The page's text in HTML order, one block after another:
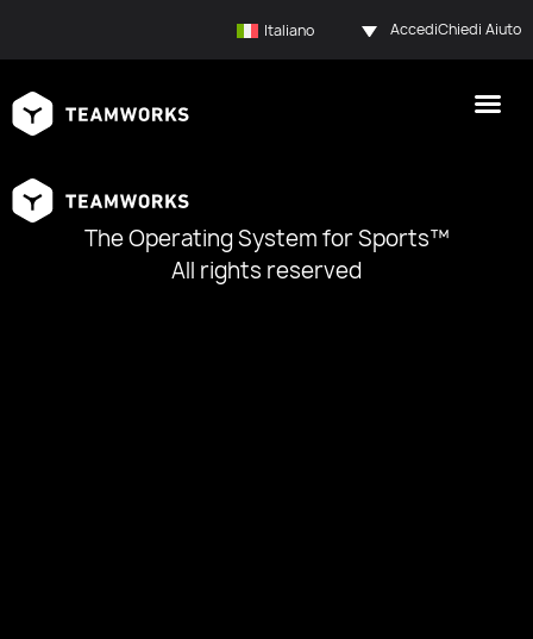
Italiano AccediChiedi Aiuto
The Operating System for Sports™
All rights reserved